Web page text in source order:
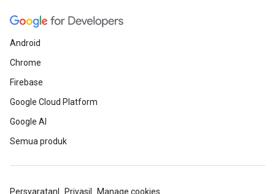
Android
Chrome
Firebase
Google Cloud Platform
Google AI
Semua produk
Persyaratan Privasi Manage cookies